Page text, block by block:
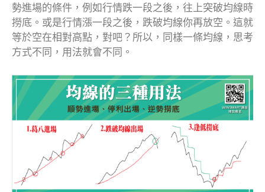
勢進場的條件，例如行情跌一段之後，往上突破均線時
撈底。或是行情漲一段之後，跌破均線你再放空。這就
等於空在相對高點，對吧？所以，同樣一條均線，思考
方式不同，用法就會不同。